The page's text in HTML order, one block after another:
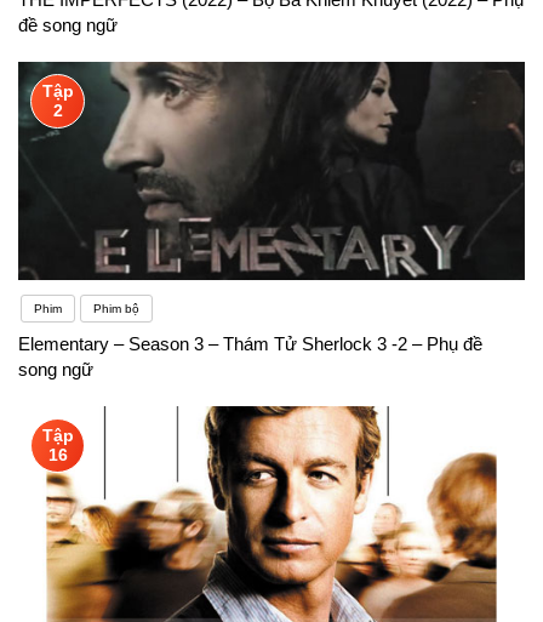
đề song ngữ
Tập
2
Phim Phim bộ
Elementary – Season 3 – Thám Tử Sherlock 3 -2 – Phụ đề
song ngữ
Tập
16